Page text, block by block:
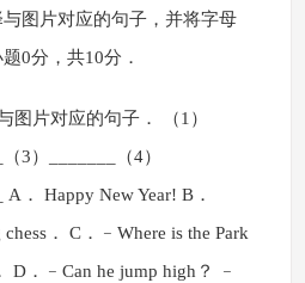
图片对应的句子，并将字母
0分，共10分．
图片对应的句子． （1）
3）_______（4）
A． Happy New Year! B．
． C．﹣Where is the Park
D．﹣Can he jump high？ ﹣